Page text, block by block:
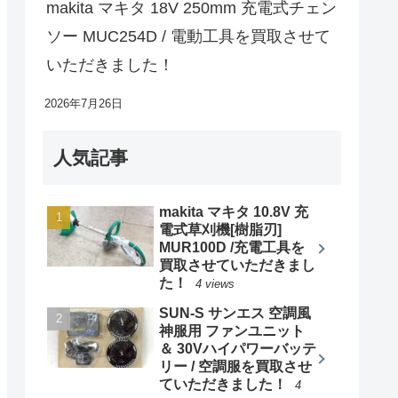
makita マキタ 18V 250mm 充電式チェン
ソー MUC254D / 電動工具を買取させて
いただきました！
2026年7月26日
人気記事
makita マキタ 10.8V 充
電式草刈機[樹脂刃]
MUR100D /充電工具を
買取させていただきまし
た！
4 views
SUN-S サンエス 空調風
神服用 ファンユニット
＆ 30Vハイパワーバッテ
リー / 空調服を買取させ
ていただきました！
4